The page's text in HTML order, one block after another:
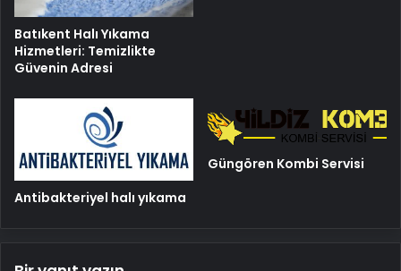
Batıkent Halı Yıkama
Hizmetleri: Temizlikte
Güvenin Adresi
Antibakteriyel halı yıkama
Güngören Kombi Servisi